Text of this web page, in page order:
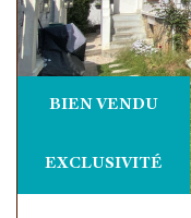
BIEN VENDU
EXCLUSIVITÉ